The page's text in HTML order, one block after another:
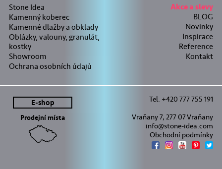
Stone Idea
Kamenný koberec
Kamenné dlažby a obklady
Oblázky, valouny, granulát,
kostky
Showroom
Ochrana osobních údajů
Akce a slevy
BLOG
Novinky
Inspirace
Reference
Kontakt
E-shop
Prodejní místa
Tel. +420 777 755 191
Vraňany 7, 277 07 Vraňany
info@stone-idea.com
Obchodní podmínky